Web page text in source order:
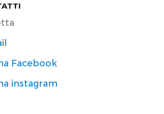
Facebook
instagram